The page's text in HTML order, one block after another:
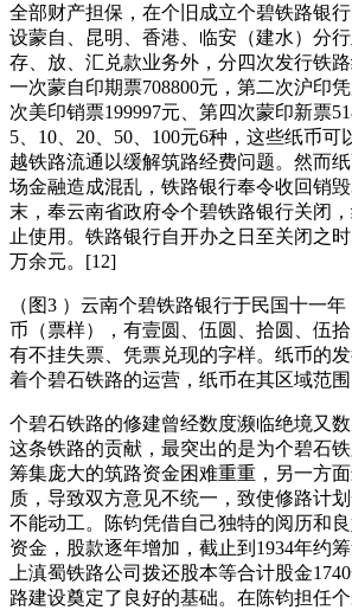
全部财产担保，在个旧成立个碧铁路银
设蒙自、昆明、香港、临安（建水）分
存、放、汇兑款业务外，分四次发行铁
一次蒙自印期票708800元，第二次沪印
次美印销票199997元、第四次蒙印新票
5、10、20、50、100元6种，这些纸币
越铁路流通以缓解筑路经费问题。然而
场金融造成混乱，铁路银行奉令收回销
末，奉云南省政府令个碧铁路银行关闭
止使用。铁路银行自开办之日至关闭之
万余元。[12]
（图3 ）云南个碧铁路银行于民国十一
币（票样），有壹圆、伍圆、拾圆、伍
有不挂失票、凭票兑现的字样。纸币的
着个碧石铁路的运营，纸币在其区域范围
个碧石铁路的修建曾经数度濒临绝境又
这条铁路的贡献，最突出的是为个碧石
筹集庞大的筑路资金困难重重，另一方
质，导致双方意见不统一，致使修路计
不能动工。陈钧凭借自己独特的阅历和
资金，股款逐年增加，截止到1934年约
上滇蜀铁路公司拨还股本等合计股金
路建设奠定了良好的基础。在陈钧担任